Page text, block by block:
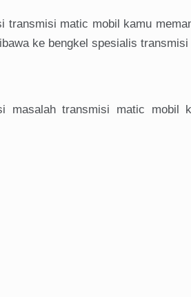
transmisi matic mobil kamu
ke bengkel spesialis transmisi
masalah transmisi matic mobil